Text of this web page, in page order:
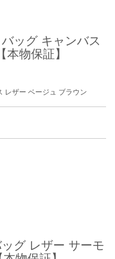
ッグ キャンバス
物保証】
レザー ベージュ ブラウン
グ レザー サーモ